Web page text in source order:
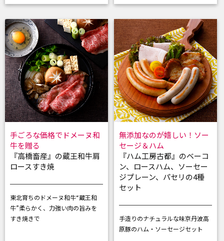
手ごろな価格でドメーヌ和
牛を贈る
『高橋畜産』の蔵王和牛肩
ロースすき焼
東北育ちのドメーヌ和牛“蔵王和
牛”柔らかく、力強い肉の旨みを
すき焼きで
無添加なのが嬉しい！ソー
セージ＆ハム
『ハム工房古都』のベーコ
ン、ロースハム、ソーセー
ジプレーン、パセリの4種
セット
手造りのナチュラルな味京丹波高
原豚のハム・ソーセージセット